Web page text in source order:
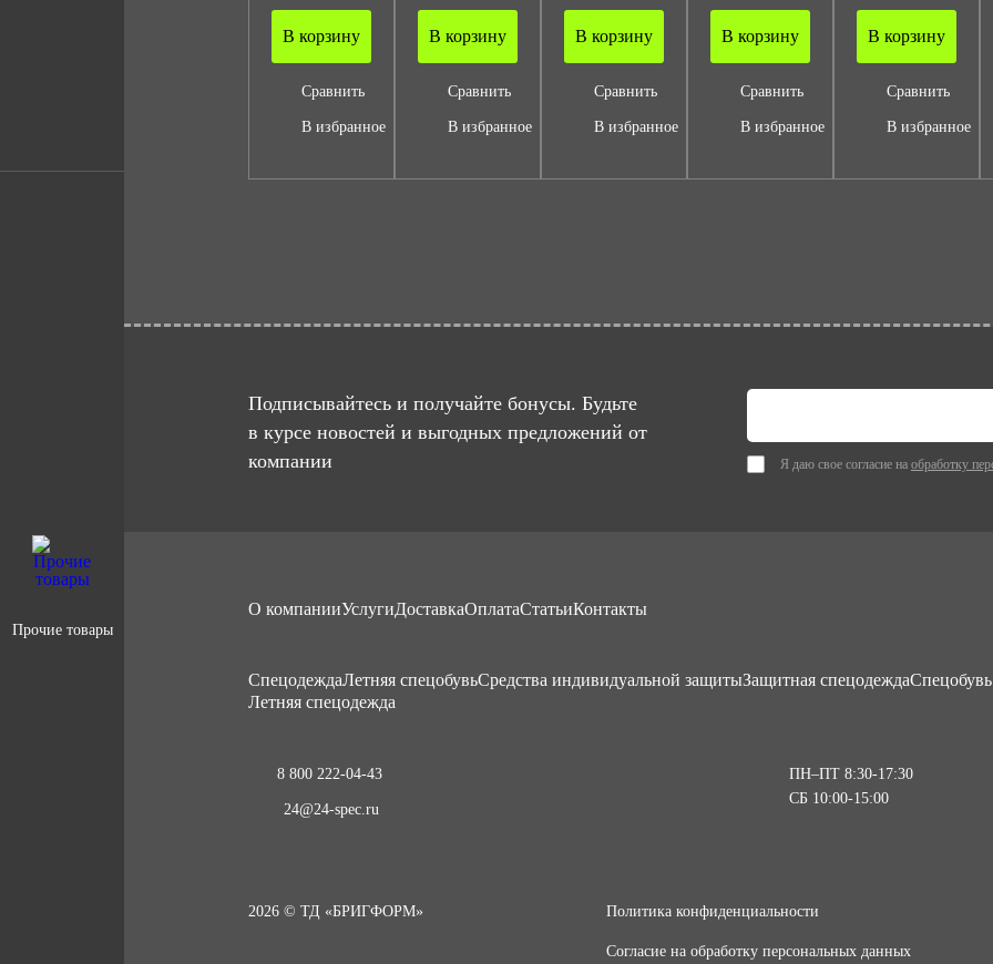
Прочие товары
В корзину
Сравнить
В избранное
В корзину
Сравнить
В избранное
В корзину
Сравнить
В избранное
В корзину
Сравнить
В избранное
В корзину
Сравнить
В избранное
Подписывайтесь и получайте бонусы. Будьте
в курсе новостей и выгодных предложений от
компании
Я даю свое согласие на обработку
О компанииУслугиДоставкаОплатаСтатьиКонтакты
CпецодеждаЛетняя спецобувьСредства индивидуальной защитыЗащитная спецодеждаСпецобувь
Летняя спецодежда
8 800 222-04-43
24@24-spec.ru
ПН–ПТ 8:30-17:30
СБ 10:00-15:00
2026 © ТД «БРИГФОРМ» Политика конфиденциальности
Согласие на обработку персональных данных